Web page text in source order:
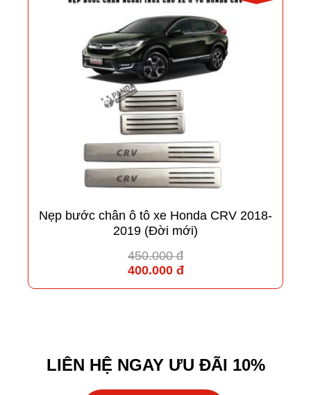
Nẹp bước chân ô tô xe Honda CRV 2018-
2019 (Đời mới)
450.000 đ
400.000 đ
LIÊN HỆ NGAY ƯU ĐÃI 10%